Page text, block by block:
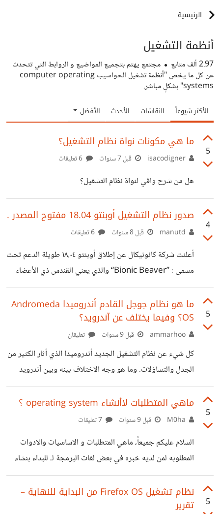
الرئيسية
أنظمة التشغيل
2.97 ألف متابع
مجتمع يهتم بتجميع المواضيع و الروابط التي تتحدث
عن كل ما يخص "أنظمة تشغيل الحواسيب computer operating
systems" بشكلٍ مباشر.
الأكثر شيوعاً النقاشات الأحدث الأفضل
5
ما هي مكونات نواة نظام التشغيل؟
قبل 7 سنوات
هل من شرح وافي لنواة نظام التشغيل؟
4
صدور نظام التشغيل أوبنتو 18.04 مفتوح المصدر .
قبل 8 سنوات
أعلنت شركة كانونيكال عن إطلاق أوبنتو ١٨.٠٤ طويلة الدعم تحت
مسمى : ”Bionic Beaver“ والذي يعني القندس ذي الأعضاء
الآلية، تعتبر هذه النسخة نقلة نوعية وعودة أوبنتو إلى أصولها،
بعد أن استثمرت طويلا في سطح المكتب يونتي رجعت أخيرا
إلى سطح مكتب جنوم واعتمدت بشكل رسمي لنسخة أوبنتو
الموجهة إلى سطح المكتب. كذلك أعلنت الانتقال إلى خادم
العرض ويلاند وبما أن هذه النسخة طويلة الدعم فقط ارتأت
الشركة إبقاء خادم العرض القديم X.org وتوفير خادم ويلاند
5
ما هو نظام جوجل القادم أندروميدا Andromeda
OS؟ وفيما يختلف عن آندرويد؟
قبل 9 سنوات تعليقان
كل شيء عن نظام التشغيل الجديد أندروميدا الذي أثار الكثير من
الجدل والتساؤلات. وما هو وجه الاختلاف بينه وبين آندرويد
وكروم أو أس Chrome OS. وماهي الأجهزة التي سيعمل
عليها؟ https://suar.me/Ermr4 منذ العام الماضي ونحن
نسمع عن مخططات جوجل للتخلي عن نظام تشغيلها كروم أو اس
Chrome OS، المستخدم بالأساس في حواسيبها كروم بوك.
الشيء الذي أكددته العديد من التسريبات والتصريحات الصادرة
عن مصادر من داخل جوجل والتي أشارت بشكل واضح لا يترك
مجالا للشك ان جوجل عازمة على التخلي
5
ماهي المتطلبات لاأنشاء operating system ؟
قبل 9 سنوات
السلام عليكم جميعاً، ماهي المتطلبات و الاساسيات والادوات
المطلوبه لمن لديه خبره في بعض لغات البرمجة لـ للبداء بنشاء
نظام تشغيل operating system ؟
5
نظام تشغيل Firefox OS من البداية للنهاية –
تقرير